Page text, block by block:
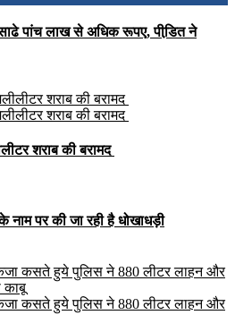
पांच लाख से अधिक रूपए, पीडि़त ने
शराब की बरामद
नाम पर की जा रही है धोखाधड़ी